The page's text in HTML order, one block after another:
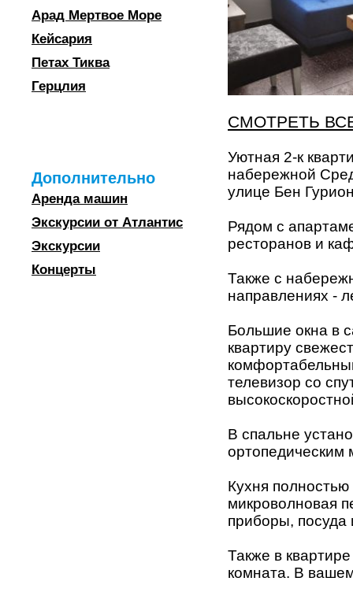
Арад Мертвое Море
Кейсария
Петах Тиква
Герцлия
Дополнительно
Аренда машин
Экскурсии от Атлантис
Экскурсии
Концерты
СМОТРЕТЬ
Уютная 2-к
набережной
улице Бен
Рядом с
ресторанов и
Также с
направлениях -
Большие окна в
квартиру
телевизор со
В спальне
Кухня
микроволновая
приборы, посуда
Также в
комната. В